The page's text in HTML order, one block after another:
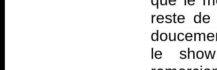
reste de
le